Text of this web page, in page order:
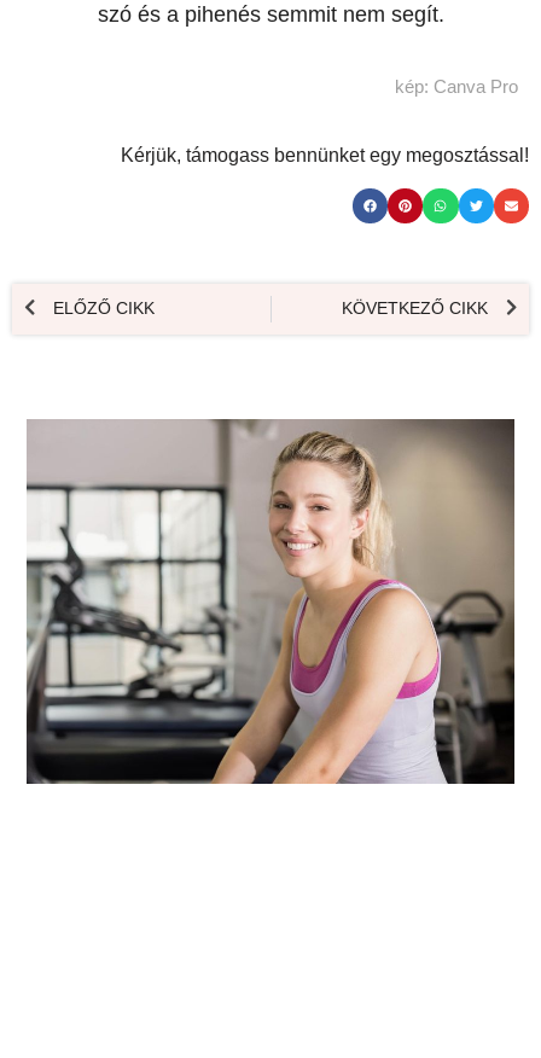
szó és a pihenés semmit nem segít.
kép: Canva Pro
Kérjük, támogass bennünket egy megosztással!
ELŐZŐ CIKK KÖVETKEZŐ CIKK